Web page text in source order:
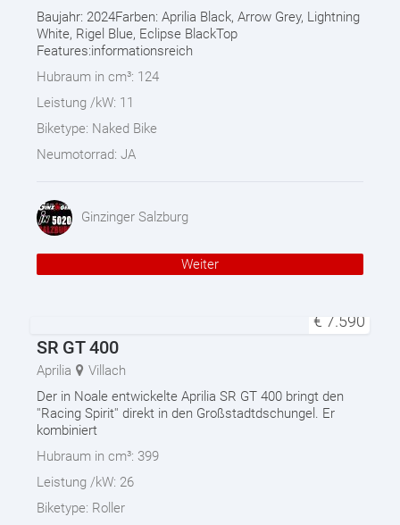
Baujahr: 2024Farben: Aprilia Black, Arrow Grey, Lightning
White, Rigel Blue, Eclipse BlackTop
Features:informationsreich
Hubraum in cm³: 124
Leistung /kW: 11
Biketype: Naked Bike
Neumotorrad: JA
Ginzinger Salzburg
Weiter
€ 7.590
SR GT 400
Aprilia
Villach
Der in Noale entwickelte Aprilia SR GT 400 bringt den
''Racing Spirit'' direkt in den Großstadtdschungel. Er
kombiniert
Hubraum in cm³: 399
Leistung /kW: 26
Biketype: Roller